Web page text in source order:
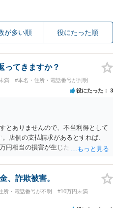
が多い順 役にたった順
ってきますか？
満 #本名・住所・電話番号が判明
役にたった 3
とありませんので、不当利得として
店側の支払請求があるとすれば、
円相当の損害が生じた場合です。ご
、詐欺被害。
所・電話番号が不明
#10万円未満